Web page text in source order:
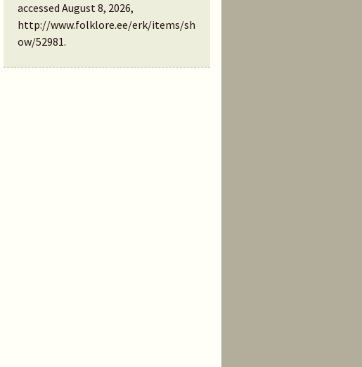
accessed August 8, 2026,
http://www.folklore.ee/erk/items/sh
ow/52981.